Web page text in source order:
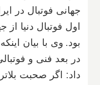
جهانی فوتبال در
اول فوتبال دنیا
بود. وی با بیان
در بعد فنی و
داد: اگر صحبت